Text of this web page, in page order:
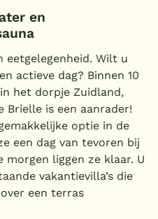
en
eetgelegenheid. Wilt u
actieve dag? Binnen 10
het dorpje Zuidland,
Brielle is een aanrader!
optie in de
een dag van tevoren bij
morgen liggen ze klaar. U
vakantievilla’s die
een terras